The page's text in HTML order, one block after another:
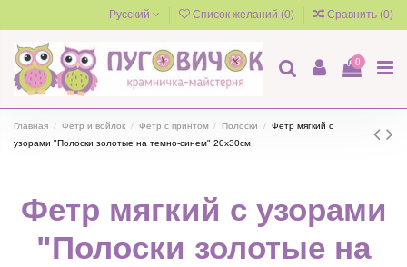
Русский Список желаний (0) Сравнить (0)
0
Главная Фетр и войлок Фетр с принтом Полоски
Фетр мягкий с
узорами "Полоски золотые на темно-синем" 20х30см
Фетр мягкий с узорами
"Полоски золотые на